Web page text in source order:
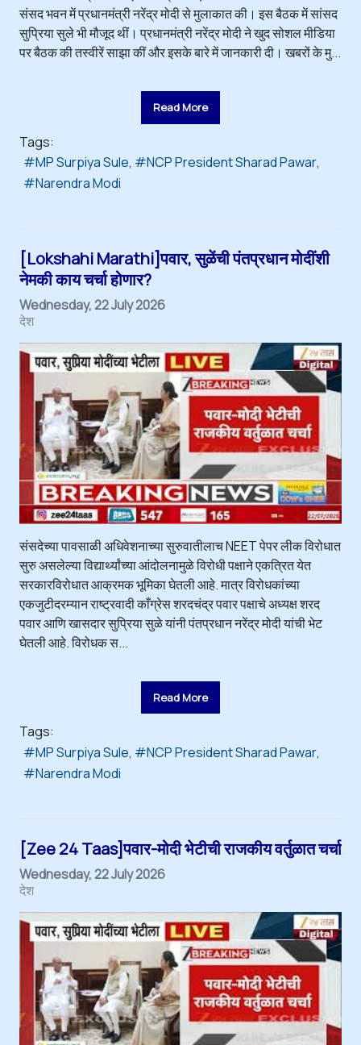
संसद भवन में प्रधानमंत्री नरेंद्र मोदी से मुलाकात की। इस बैठक में सांसद
सुप्रिया सुले भी मौजूद थीं। प्रधानमंत्री नरेंद्र मोदी ने खुद सोशल मीडिया
पर बैठक की तस्वीरें साझा कीं और इसके बारे में जानकारी दी। खबरों के मु...
Read More
Tags:
MP Surpiya Sule
NCP President Sharad Pawar
Narendra Modi
[Lokshahi Marathi]पवार, सुळेंची पंतप्रधान मोदींशी
नेमकी काय चर्चा होणार?
Wednesday, 22 July 2026
देश
संसदेच्या पावसाळी अधिवेशनाच्या सुरुवातीलाच NEET पेपर लीक विरोधात
सुरु असलेल्या विद्यार्थ्यांच्या आंदोलनामुळे विरोधी पक्षाने एकत्रित येत
सरकारविरोधात आक्रमक भूमिका घेतली आहे. मात्र विरोधकांच्या
एकजुटीदरम्यान राष्ट्रवादी काँग्रेस शरदचंद्र पवार पक्षाचे अध्यक्ष शरद
पवार आणि खासदार सुप्रिया सुळे यांनी पंतप्रधान नरेंद्र मोदी यांची भेट
घेतली आहे. विरोधक स...
Read More
Tags:
MP Surpiya Sule
NCP President Sharad Pawar
Narendra Modi
[Zee 24 Taas]पवार-मोदी भेटीची राजकीय वर्तुळात चर्चा
Wednesday, 22 July 2026
देश